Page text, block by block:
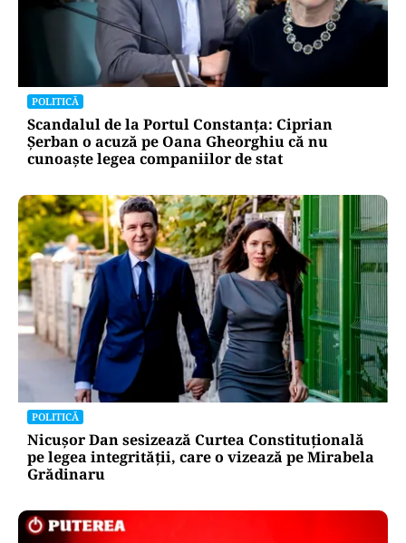
POLITICĂ
Scandalul de la Portul Constanța: Ciprian
Șerban o acuză pe Oana Gheorghiu că nu
cunoaște legea companiilor de stat
POLITICĂ
Nicușor Dan sesizează Curtea Constituțională
pe legea integrității, care o vizează pe Mirabela
Grădinaru